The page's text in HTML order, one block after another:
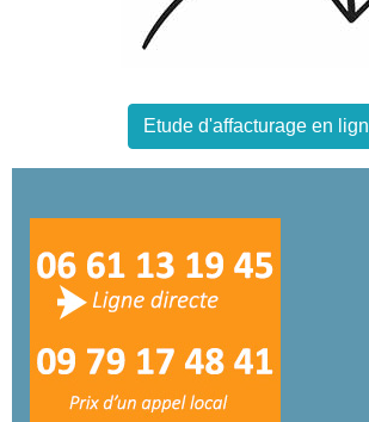
Etude d'affacturage en